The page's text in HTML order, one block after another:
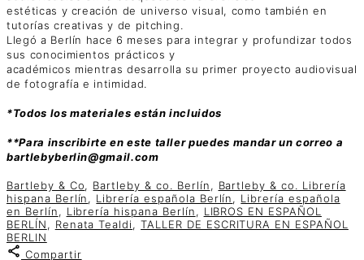
estéticas y creación de universo visual, como también en
tutorías creativas y de pitching.
Llegó a Berlín hace 6 meses para integrar y profundizar todos
sus conocimientos prácticos y
académicos mientras desarrolla su primer proyecto audiovisual
de fotografía e intimidad.
*Todos los materiales están incluidos
**Para inscribirte en este taller puedes mandar un correo a
bartlebyberlin@gmail.com
Bartleby & Co, Bartleby & co. Berlín, Bartleby & co. Librería
hispana Berlín, Librería española Berlín, Librería española
en Berlín, Librería hispana Berlín, LIBROS EN ESPAÑOL
BERLÍN, Renata Tealdi,TALLER DE ESCRITURA EN ESPAÑOL
BERLIN
Compartir